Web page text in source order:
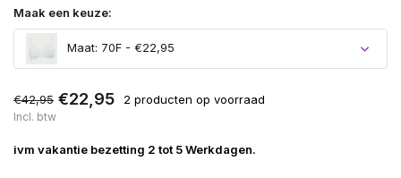
Maak een keuze:
Maat: 70F - €22,95
€42,95 €22,95 2 producten op voorraad
Incl. btw
ivm vakantie bezetting 2 tot 5 Werkdagen.